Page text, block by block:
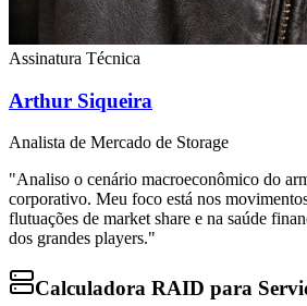
Assinatura Técnica
Arthur Siqueira
Analista de Mercado de Storage
"Analiso o cenário macroeconômico do
corporativo. Meu foco está nos
flutuações de market share e na saúde
dos grandes players."
Calculadora RAID para